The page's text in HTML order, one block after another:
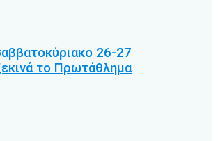
26-27
το Πρωτάθλημα